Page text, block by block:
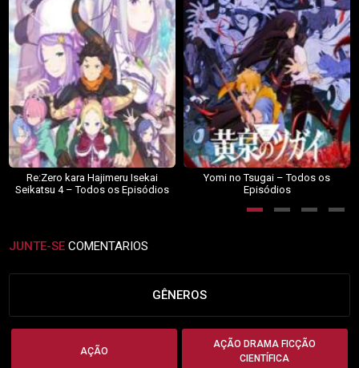
Re:Zero kara Hajimeru Isekai
Seikatsu 4 – Todos os Episódios
Yomi no Tsugai – Todos os
Episódios
JUNTE-SE COMENTARIOS
GÊNEROS
AÇÃO
AÇÃO DRAMA FICÇÃO
CIENTÍFICA